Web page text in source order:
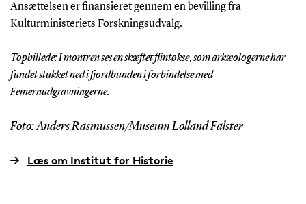
Ansættelsen er finansieret gennem en bevilling fra
Kulturministeriets Forskningsudvalg.
Topbillede: I montren ses en skæftet flintøkse, som arkæologerne har
fundet stukket ned i fjordbunden i forbindelse med
Femernudgravningerne.
Foto: Anders Rasmussen/Museum Lolland Falster
Læs om Institut for Historie